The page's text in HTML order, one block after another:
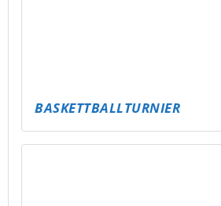
FUSSBAL-FAKTEN-CHALLENGE